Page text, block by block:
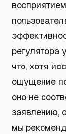
регулятора
что, хотя
ощущение
оно не
заявлению,
мы